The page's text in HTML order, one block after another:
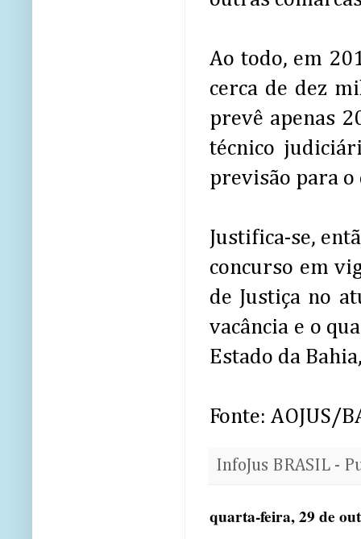
Ao todo, em
cerca de dez
prevê apenas
técnico
previsão para o
Justifica-se,
concurso em
de Justiça no
vacância e o
Estado da
Fonte: AOJUS/
InfoJus BRASIL -
quarta-feira, 29 de